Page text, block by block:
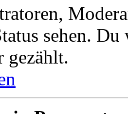
sehen.
gezählt.